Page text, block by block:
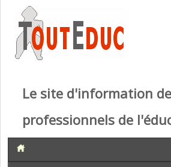
Le site d'information
professionnels de